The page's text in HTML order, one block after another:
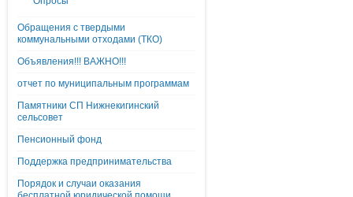
Обращения с твердыми
коммунальными отходами (ТКО)
Объявления!!! ВАЖНО!!!
отчет по муниципальным программам
Памятники СП Нижнекигинский
сельсовет
Пенсионный фонд
Поддержка предпринимательства
Порядок и случаи оказания